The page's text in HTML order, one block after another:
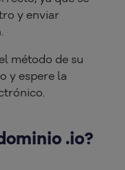
y enviar
método de su
y espere la
.io?